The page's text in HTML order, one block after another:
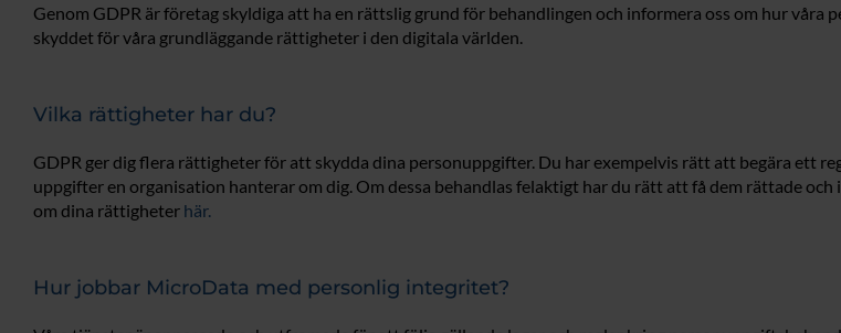
Genom GDPR är företag skyldiga att ha en rättslig grund för behandlingen och informera oss om hur våra
skyddet för våra grundläggande rättigheter i den digitala världen.
Vilka rättigheter har du?
GDPR ger dig flera rättigheter för att skydda dina personuppgifter. Du har exempelvis rätt att begära ett
uppgifter en organisation hanterar om dig. Om dessa behandlas felaktigt har du rätt att få dem rättade och
om dina rättigheter här.
Hur jobbar MicroData med personlig integritet?